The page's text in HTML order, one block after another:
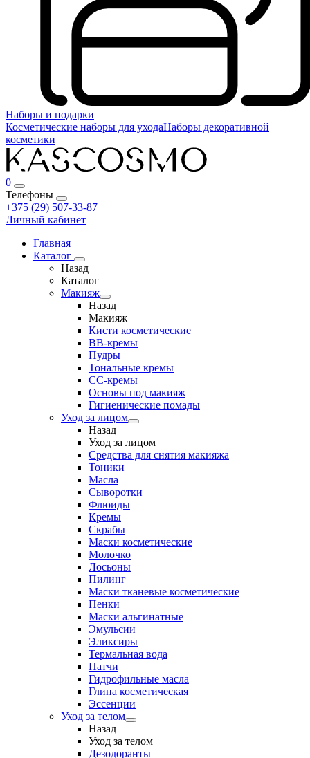
Наборы и подарки
Косметические наборы для уходаНаборы декоративной
косметики
0
Телефоны
+375 (29) 507-33-87
Личный кабинет
Главная
Каталог
Назад
Каталог
Макияж
Назад
Макияж
Кисти косметические
BB-кремы
Пудры
Тональные кремы
CC-кремы
Основы под макияж
Гигиенические помады
Уход за лицом
Назад
Уход за лицом
Средства для снятия макияжа
Тоники
Масла
Сыворотки
Флюиды
Кремы
Скрабы
Маски косметические
Молочко
Лосьоны
Пилинг
Маски тканевые косметические
Пенки
Маски альгинатные
Эмульсии
Эликсиры
Термальная вода
Патчи
Гидрофильные масла
Глина косметическая
Эссенции
Уход за телом
Назад
Уход за телом
Дезодоранты